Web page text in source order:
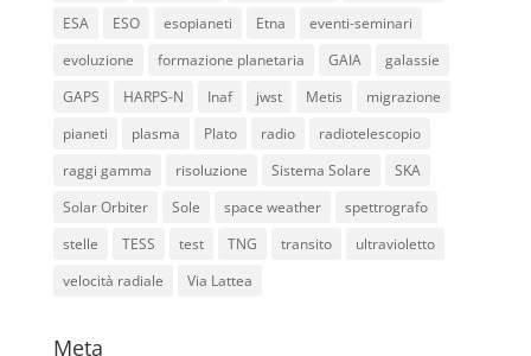
ESA
ESO esopianeti Etna
eventi-seminari
evoluzione
formazione planetaria GAIA
galassie
GAPS
HARPS-N Inaf jwst Metis
migrazione
pianeti
plasma Plato radio
radiotelescopio
raggi gamma
risoluzione Sistema Solare
SKA
Solar Orbiter
Sole space weather
spettrografo
stelle
TESS test TNG transito
ultravioletto
velocità radiale
Via Lattea
Meta